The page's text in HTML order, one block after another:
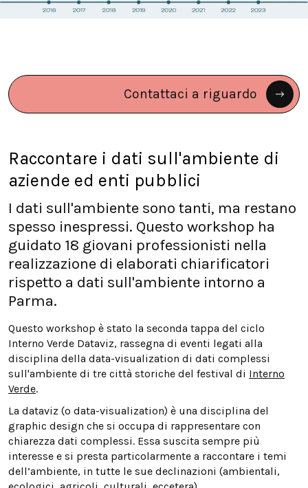
Contattaci a riguardo
Raccontare i dati sull'ambiente di
aziende ed enti pubblici
I dati sull'ambiente sono tanti, ma restano
spesso inespressi. Questo workshop ha
guidato 18 giovani professionisti nella
realizzazione di elaborati chiarificatori
rispetto a dati sull'ambiente intorno a
Parma.
Questo workshop è stato la seconda tappa del ciclo
Interno Verde Dataviz, rassegna di eventi legati alla
disciplina della data-visualization di dati complessi
sull'ambiente di tre città storiche del festival di Interno
Verde.
La dataviz (o data-visualization) è una disciplina del
graphic design che si occupa di rappresentare con
chiarezza dati complessi. Essa suscita sempre più
interesse e si presta particolarmente a raccontare i temi
dell’ambiente, in tutte le sue declinazioni (ambientali,